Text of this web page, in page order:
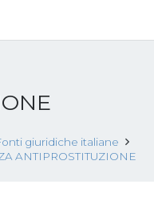
giuridiche italiane
ANTIPROSTITUZIONE